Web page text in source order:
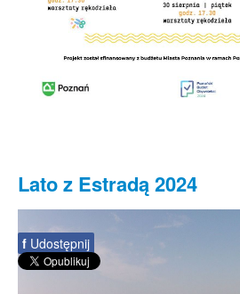
Lato z Estradą 2024
f Udostępnij